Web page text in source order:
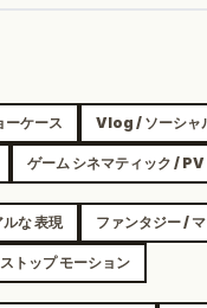
ーケース Vlog / ソーシャ
ゲーム シネマティック / PV
な 表現 ファンタジー /
ストップ モーション